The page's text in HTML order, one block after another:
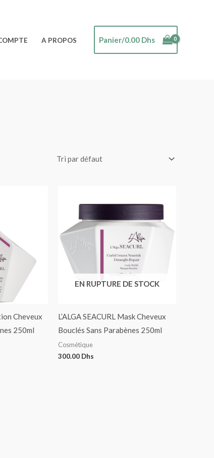
A PROPOS Panier/0.00 Dhs
Cheveux
250ml
EN RUPTURE DE STOCK
L’ALGA SEACURL Mask Cheveux
Bouclés Sans Parabènes 250ml
Cosmétique
300.00 Dhs